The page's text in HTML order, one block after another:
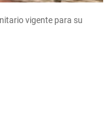
vigente para su